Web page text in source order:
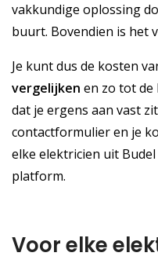
vakkundige oplossing
buurt. Bovendien is het
Je kunt dus de kosten
vergelijken en zo tot de
dat je ergens aan vast
contactformulier en je
elke elektricien uit
platform.
Voor elke